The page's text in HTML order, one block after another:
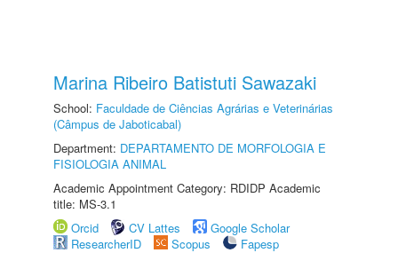
Marina Ribeiro Batistuti Sawazaki
School: Faculdade de Ciências Agrárias e Veterinárias
(Câmpus de Jaboticabal)
Department: DEPARTAMENTO DE MORFOLOGIA E
FISIOLOGIA ANIMAL
Academic Appointment Category: RDIDP Academic
title: MS-3.1
Orcid
CV Lattes
Google Scholar
ResearcherID
Scopus
Fapesp